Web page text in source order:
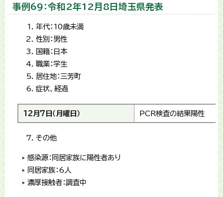
事例69：令和2年12月8日埼玉県発表
年代：10歳未満
性別：男性
国籍：日本
職業：学生
居住地：三芳町
症状、経過
12月7日（月曜日） PCR検査の結果陽性
その他
感染源：同居家族に陽性者あり
同居家族：6人
濃厚接触者：調査中